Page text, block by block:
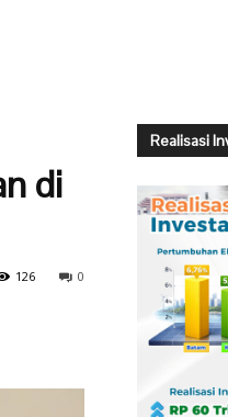
di
0
126
Realisasi